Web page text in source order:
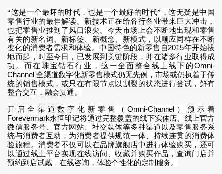
“这是一个最坏的时代，也是一个最好的时代”，这无疑是中国
零售行业的最佳解读。新技术正在给各行各业带来巨大冲击，
也把零售业推到了风口浪尖。今天市场上会不断地出现和零售
有关的新名词、新标签、新概念、新模式，以顺应同样在不断
变化的消费者需求和体验。中国特色的新零售自2015年开始拔
地而起，时至今日，已发展到关键阶段，并在诸多行业取得成
功。而在珠宝钻石行业，这一全面整合线上线下的Omni-
Channel 全渠道数字化新零售模式仍无先例，市场或仍执着于传
统的销售模式，或只在有限节点以割裂的状态进行尝试，鲜有
整合交互，融会贯通。
开启全渠道数字化新零售 （Omni-Channel ）预示着
Forevermark永恒印记将通过完整覆盖的线下实体店、线上官方
微信服务号、官方网站、社交媒体等多种渠道以及零售服务系
统与消费者互动， 为消费者提供规范一体、持续连贯的消费体
验旅程 。 消费者不仅可以在品牌旗舰店中进行体验购买 ， 还可
以通过线上平台实现在线访问、收藏并购买作品，查询门店并
预约到店试戴，在线咨询，体验个性化的定制服务。